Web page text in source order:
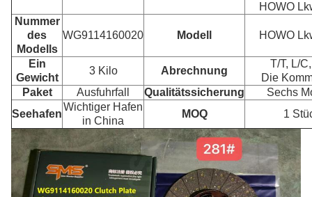
HOWO
Nummer
des
Modells
WG9114160020 Modell HOWO
Ein
Gewicht
3 Kilo Abrechnung
T/T, L/
Die
Paket
Ausfuhrfall Qualitätssicherung
Sechs
Seehafen
Wichtiger Hafen
in China
MOQ 1